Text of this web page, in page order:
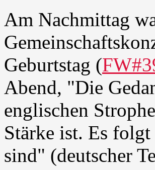
Am Nachmittag
Geburtstag (
Abend, "Die
englischen
Stärke ist. Es
sind" (deutscher